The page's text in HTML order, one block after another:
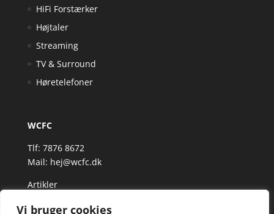
Vi bruger cookies
HiFi Forstærker
Højtaler
Streaming
TV & Surround
Høretelefoner
WCFC
Tlf: 7876 8672
Mail: hej@wcfc.dk
Artikler